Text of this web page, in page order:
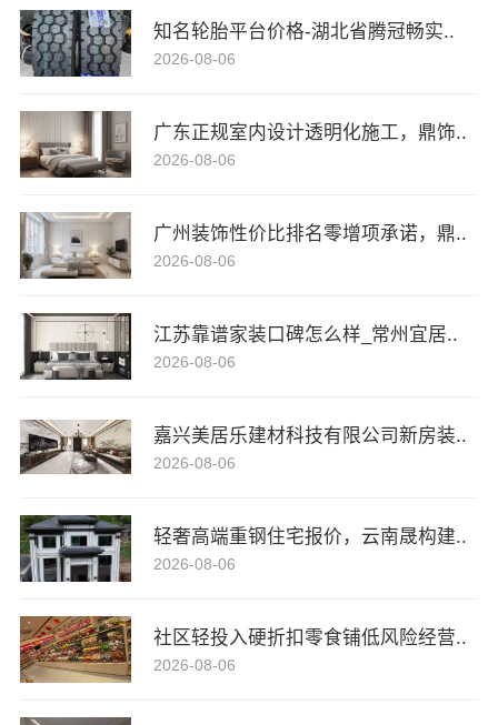
知名轮胎平台价格-湖北省腾冠畅实..
2026-08-06
广东正规室内设计透明化施工，鼎饰..
2026-08-06
广州装饰性价比排名零增项承诺，鼎..
2026-08-06
江苏靠谱家装口碑怎么样_常州宜居..
2026-08-06
嘉兴美居乐建材科技有限公司新房装..
2026-08-06
轻奢高端重钢住宅报价，云南晟构建..
2026-08-06
社区轻投入硬折扣零食铺低风险经营..
2026-08-06